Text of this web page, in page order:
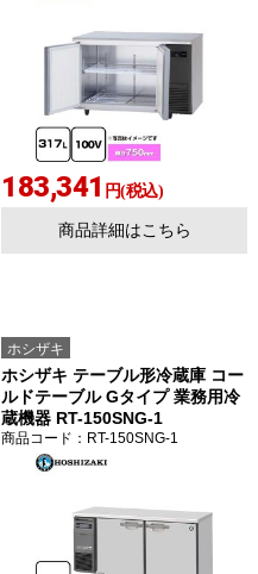
183,341 円(税込)
商品詳細はこちら
ホシザキ
ホシザキ テーブル形冷蔵庫 コー
ルドテーブル Gタイプ 業務用冷
蔵機器 RT-150SNG-1
商品コード ：RT-150SNG-1